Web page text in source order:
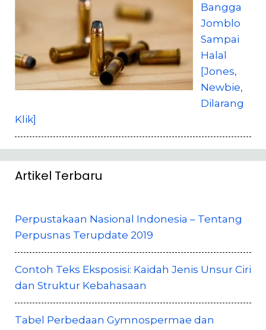
Bangga
Jomblo
Sampai
Halal
[Jones,
Newbie,
Dilarang
Klik]
Artikel Terbaru
Perpustakaan Nasional Indonesia – Tentang
Perpusnas Terupdate 2019
Contoh Teks Eksposisi: Kaidah Jenis Unsur Ciri
dan Struktur Kebahasaan
Tabel Perbedaan Gymnospermae dan